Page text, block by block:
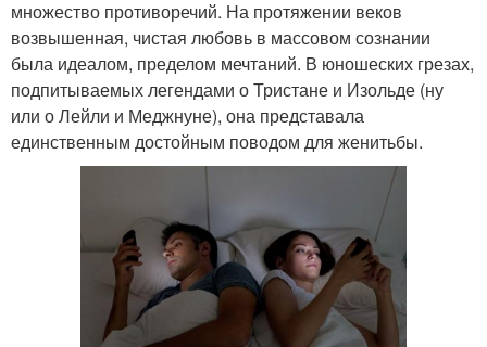
множество противоречий. На протяжении веков
возвышенная, чистая любовь в массовом сознании
была идеалом, пределом мечтаний. В юношеских грезах,
подпитываемых легендами о Тристане и Изольде (ну
или о Лейли и Меджнуне), она представала
единственным достойным поводом для женитьбы.